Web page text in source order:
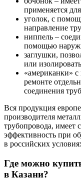
применяется
уголок, с
направление
ниппель –
помощью
заглушки,
или
«американки»
ремонте
соединения
Вся продукция
производителя
трубопровода, имеет
эффективность при
в российских
Где можно
в Казани?